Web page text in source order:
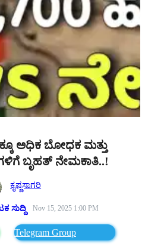
ಅಧಿಕ ಬೋಧಕ ಮತ್ತು
ಬೃಹತ್ ನೇಮಕಾತಿ..!
ಕೃಷ್ಣಸಾಗರಿ
ಸುದ್ದಿ Nov 15, 2025 1:00 PM
Telegram Group